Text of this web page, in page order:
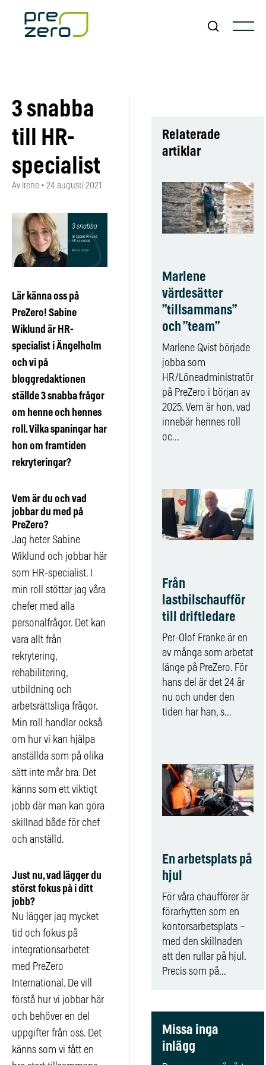
3 snabba
till HR-
specialist
Av Irene • 24 augusti 2021
Lär känna oss på
PreZero! Sabine
Wiklund är HR-
specialist i Ängelholm
och vi på
bloggredaktionen
ställde 3 snabba frågor
om henne och hennes
roll. Vilka spaningar har
hon om framtiden
rekryteringar?
Vem är du och vad
jobbar du med på
PreZero?
Jag heter Sabine
Wiklund och jobbar här
som HR-specialist. I
min roll stöttar jag våra
chefer med alla
personalfrågor. Det kan
vara allt från
rekrytering,
rehabilitering,
utbildning och
arbetsrättsliga frågor.
Min roll handlar också
om hur vi kan hjälpa
anställda som på olika
sätt inte mår bra. Det
känns som ett viktigt
jobb där man kan göra
skillnad både för chef
och anställd.
Just nu, vad lägger du
störst fokus på i ditt
jobb?
Nu lägger jag mycket
tid och fokus på
integrationsarbetet
med PreZero
International. De vill
förstå hur vi jobbar här
och behöver en del
uppgifter från oss. Det
känns som vi fått en
Relaterade
artiklar
Marlene
värdesätter
”tillsammans”
och ”team”
Marlene Qvist började
jobba som
HR/Löneadministratör
på PreZero i början av
2025. Vem är hon, vad
innebär hennes roll
oc...
Från
lastbilschaufför
till driftledare
Per-Olof Franke är en
av många som arbetat
länge på PreZero. För
hans del är det 24 år
nu och under den
tiden har han, s...
En arbetsplats på
hjul
För våra chaufförer är
förarhytten som en
kontorsarbetsplats –
med den skillnaden
att den rullar på hjul.
Precis som på...
Missa inga
inlägg